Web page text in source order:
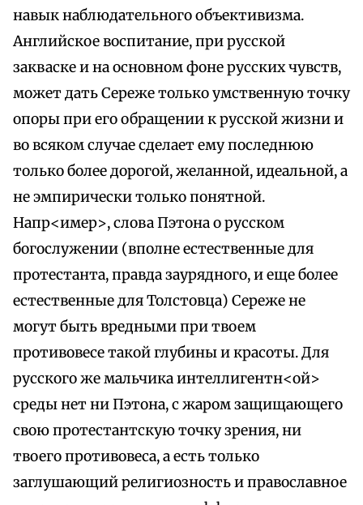
навык наблюдательного объективизма.
Английское воспитание, при русской
закваске и на основном фоне русских чувств,
может дать Сереже только умственную точку
опоры при его обращении к русской жизни и
во всяком случае сделает ему последнюю
только более дорогой, желанной, идеальной, а
не эмпирически только понятной.
Напр<имер>, слова Пэтона о русском
богослужении (вполне естественные для
протестанта, правда заурядного, и еще более
естественные для Толстовца) Сереже не
могут быть вредными при твоем
противовесе такой глубины и красоты. Для
русского же мальчика интеллигентн<ой>
среды нет ни Пэтона, с жаром защищающего
свою протестантскую точку зрения, ни
твоего противовеса, а есть только
заглушающий религиозность и православное